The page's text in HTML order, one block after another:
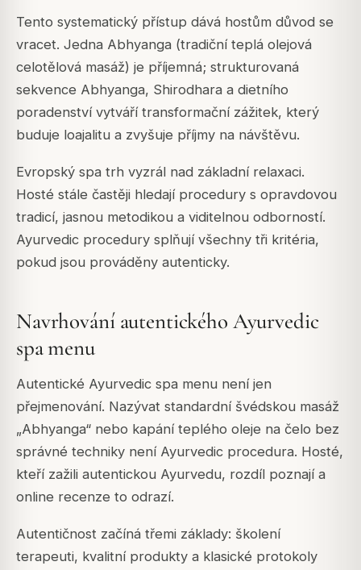
Tento systematický přístup dává hostům důvod se
vracet. Jedna Abhyanga (tradiční teplá olejová
celotělová masáž) je příjemná; strukturovaná
sekvence Abhyanga, Shirodhara a dietního
poradenství vytváří transformační zážitek, který
buduje loajalitu a zvyšuje příjmy na návštěvu.
Evropský spa trh vyzrál nad základní relaxaci.
Hosté stále častěji hledají procedury s opravdovou
tradicí, jasnou metodikou a viditelnou odborností.
Ayurvedic procedury splňují všechny tři kritéria,
pokud jsou prováděny autenticky.
Navrhování autentického Ayurvedic
spa menu
Autentické Ayurvedic spa menu není jen
přejmenování. Nazývat standardní švédskou masáž
„Abhyanga“ nebo kapání teplého oleje na čelo bez
správné techniky není Ayurvedic procedura. Hosté,
kteří zažili autentickou Ayurvedu, rozdíl poznají a
online recenze to odrazí.
Autentičnost začíná třemi základy: školení
terapeuti, kvalitní produkty a klasické protokoly